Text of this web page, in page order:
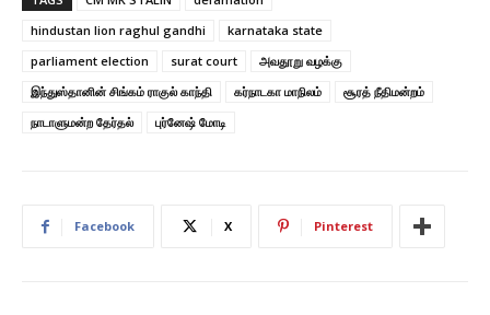
hindustan lion raghul gandhi
karnataka state
parliament election
surat court
அவதூறு வழக்கு
இந்துஸ்தானின் சிங்கம் ராகுல் காந்தி
கர்நாடகா மாநிலம்
சூரத் நீதிமன்றம்
நாடாளுமன்ற தேர்தல்
புர்னேஷ் மோடி
Facebook X Pinterest